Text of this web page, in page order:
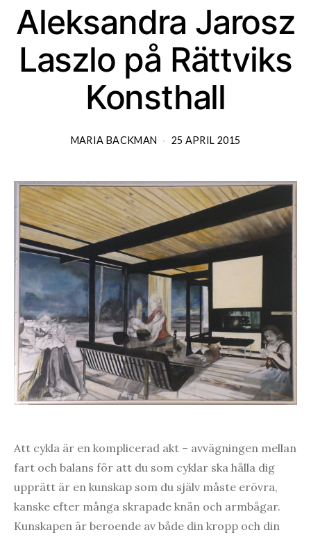
Aleksandra Jarosz
Laszlo på Rättviks
Konsthall
MARIA BACKMAN 25 APRIL 2015
Att cykla är en komplicerad akt – avvägningen mellan
fart och balans för att du som cyklar ska hålla dig
upprätt är en kunskap som du själv måste erövra,
kanske efter många skrapade knän och armbågar.
Kunskapen är beroende av både din kropp och din